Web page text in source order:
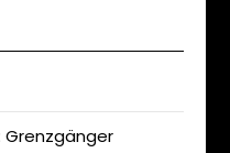
Grenzgänger